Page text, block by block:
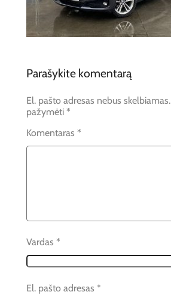
Parašykite komentarą
El. pašto adresas nebus skelbiamas.
pažymėti *
Komentaras *
Vardas *
El. pašto adresas *